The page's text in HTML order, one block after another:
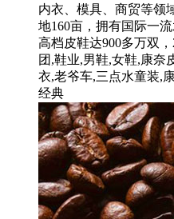
内衣、模具、商贸等领
地160亩，拥有国际一
高档皮鞋达900多万双
团,鞋业,男鞋,女鞋,康奈
衣,老爷车,三点水童装,
经典